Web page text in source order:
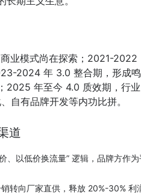
业模式尚在探索；2021-2022
2024 年 3.0 整合期，形成鸣
2025 年至今 4.0 质效期，行业
自有品牌开发等内功比拼。
道
、以低价换流量” 逻辑，品牌方作
转向厂家直供，释放 20%-30% 利